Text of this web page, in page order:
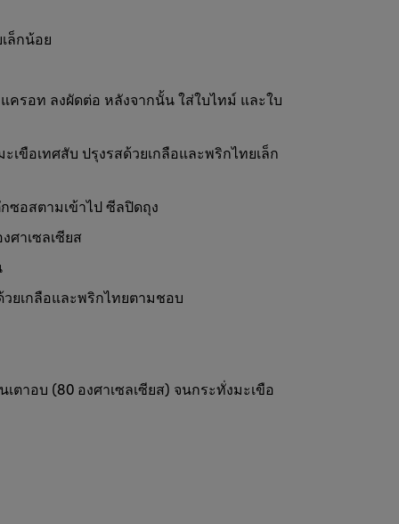
ล็กน้อย
รอท ลงผัดต่อ หลังจากนั้น ใส่ใบไทม์ และใบ
เขือเทศสับ ปรุงรสด้วยเกลือและพริกไทยเล็ก
ซอสตามเข้าไป ซีลปิดถุง
าเซลเซียส
ยเกลือและพริกไทยตามชอบ
ตาอบ (80 องศาเซลเซียส) จนกระทั่งมะเขือ